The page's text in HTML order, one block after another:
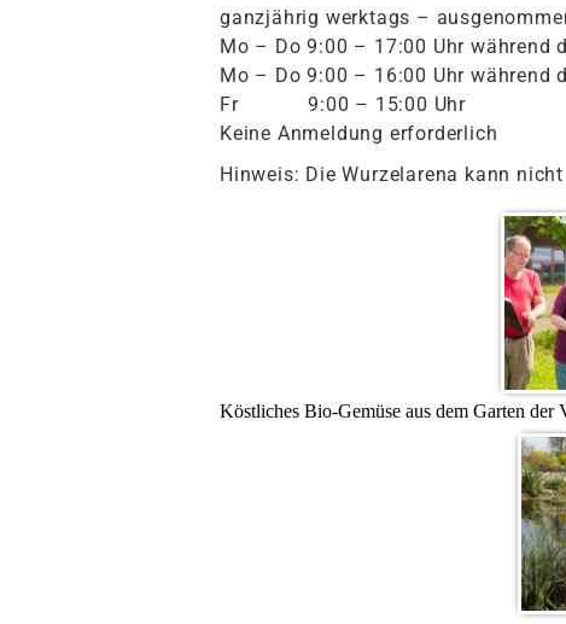
ganzjährig werktags –
Mo – Do 9:00 – 17:00 Uhr während
Mo – Do 9:00 – 16:00 Uhr während
Fr 9:00 – 15:00 Uhr
Keine Anmeldung erforderlich
Hinweis: Die Wurzelarena kann
Köstliches Bio-Gemüse aus dem Garten